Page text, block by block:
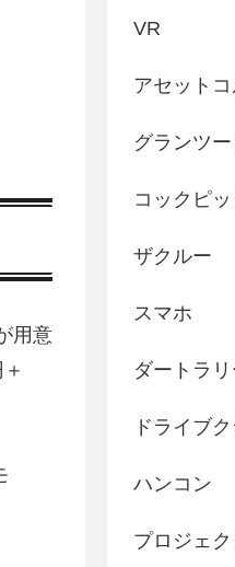
用意
VR
アセット
グランツ
コックピッ
ザクルー
スマホ
ダートラリ
ドライブ
ハンコン
プロジェ